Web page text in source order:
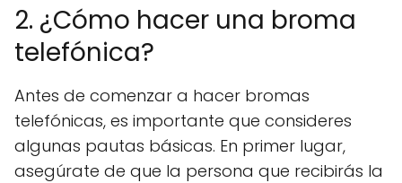
2. ¿Cómo hacer una broma
telefónica?
Antes de comenzar a hacer bromas
telefónicas, es importante que consideres
algunas pautas básicas. En primer lugar,
asegúrate de que la persona que recibirás la